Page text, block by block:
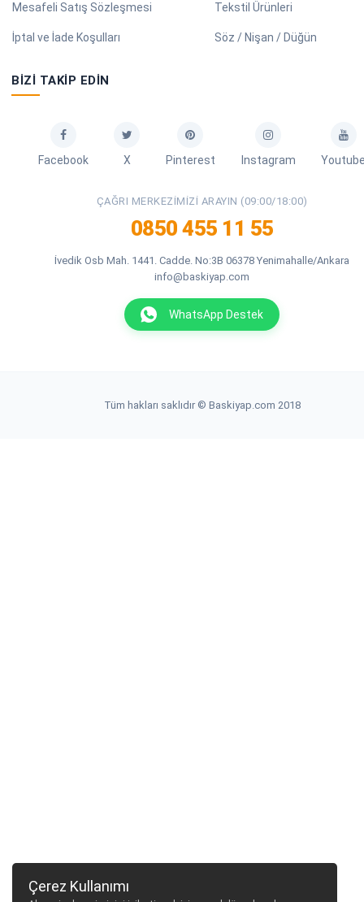
Mesafeli Satış Sözleşmesi
İptal ve İade Koşulları
Tekstil Ürünleri
Söz / Nişan / Düğün
BIZI TAKIP EDIN
Facebook X Pinterest Instagram
ÇAĞRI MERKEZIMIZI ARAYIN (09:00/18:00)
0850 455 11 55
İvedik Osb Mah. 1441. Cadde. No:3B 06378 Yenimahalle/Ankara
info@baskiyap.com
WhatsApp Destek
Tüm hakları saklıdır © Baskiyap.com 2018
Çerez Kullanımı